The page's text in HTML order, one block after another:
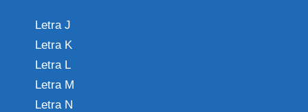
Letra J
Letra K
Letra L
Letra M
Letra N